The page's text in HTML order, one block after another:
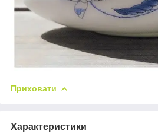
Приховати
Характеристики